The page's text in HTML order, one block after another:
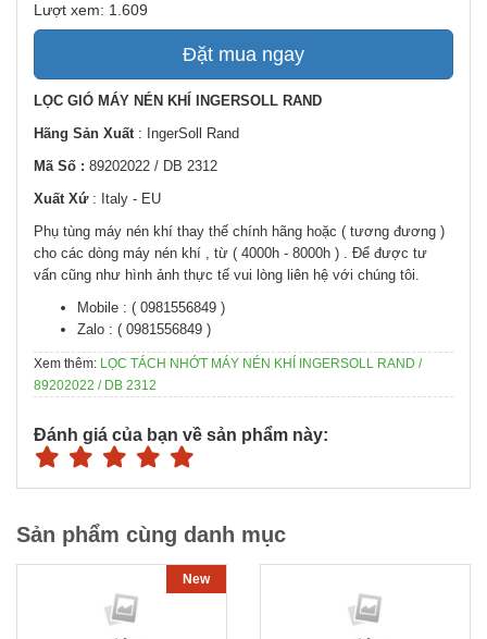
Lượt xem: 1.609
Đặt mua ngay
LỌC GIÓ MÁY NÉN KHÍ INGERSOLL RAND
Hãng Sản Xuất : IngerSoll Rand
Mã Số : 89202022 / DB 2312
Xuất Xứ : Italy - EU
Phụ tùng máy nén khí thay thế chính hãng hoặc ( tương đương )
cho các dòng máy nén khí , từ ( 4000h - 8000h ) . Để được tư
vấn cũng như hình ảnh thực tế vui lòng liên hệ với chúng tôi.
Mobile : ( 0981556849 )
Zalo : ( 0981556849 )
Xem thêm: LỌC TÁCH NHỚT MÁY NÉN KHÍ INGERSOLL RAND /
89202022 / DB 2312
Đánh giá của bạn về sản phẩm này:
Sản phẩm cùng danh mục
New